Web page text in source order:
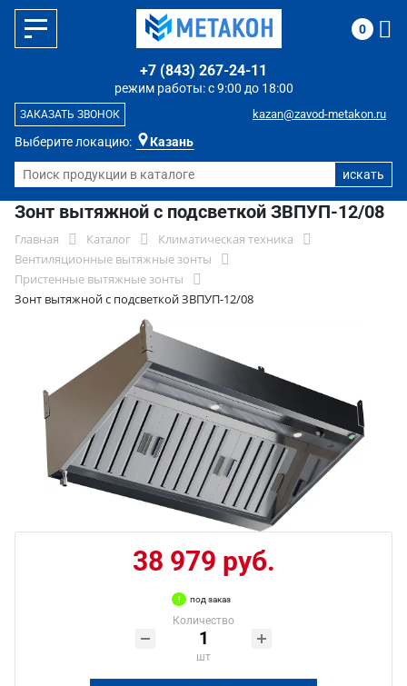
Выберите локацию: Казань
режим работы: с 9:00 до 18:00
+7 (843) 267-24-11
kazan@zavod-metakon.ru
ЗАКАЗАТЬ ЗВОНОК
0
Зонт вытяжной с подсветкой ЗВПУП-12/08
Главная Каталог
Климатическая техника
Вентиляционные вытяжные зонты
Пристенные вытяжные зонты
Зонт вытяжной с подсветкой ЗВПУП-12/08
38 979 руб.
под заказ
Количество
шт